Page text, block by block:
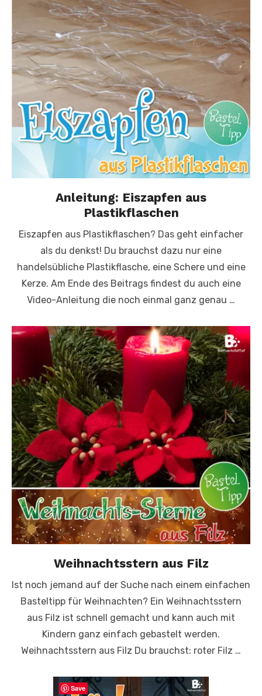
Anleitung: Eiszapfen aus
Plastikflaschen
Eiszapfen aus Plastikflaschen? Das geht einfacher
als du denkst! Du brauchst dazu nur eine
handelsübliche Plastikflasche, eine Schere und eine
Kerze. Am Ende des Beitrags findest du auch eine
Video-Anleitung die noch einmal ganz genau …
Weihnachtsstern aus Filz
Ist noch jemand auf der Suche nach einem einfachen
Basteltipp für Weihnachten? Ein Weihnachtsstern
aus Filz ist schnell gemacht und kann auch mit
Kindern ganz einfach gebastelt werden.
Weihnachtsstern aus Filz Du brauchst: roter Filz …
Save